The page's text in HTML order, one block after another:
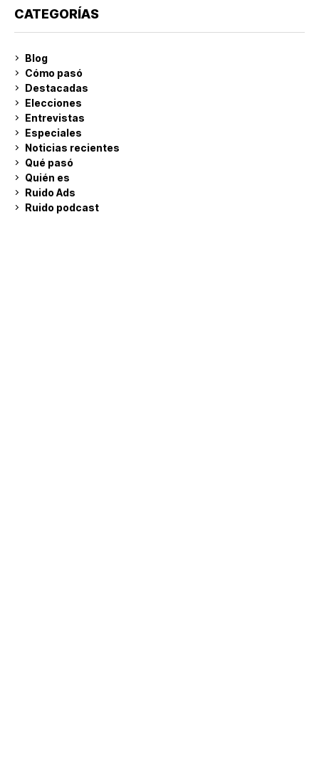
CATEGORÍAS
Blog
Cómo pasó
Destacadas
Elecciones
Entrevistas
Especiales
Noticias recientes
Qué pasó
Quién es
Ruido Ads
Ruido podcast